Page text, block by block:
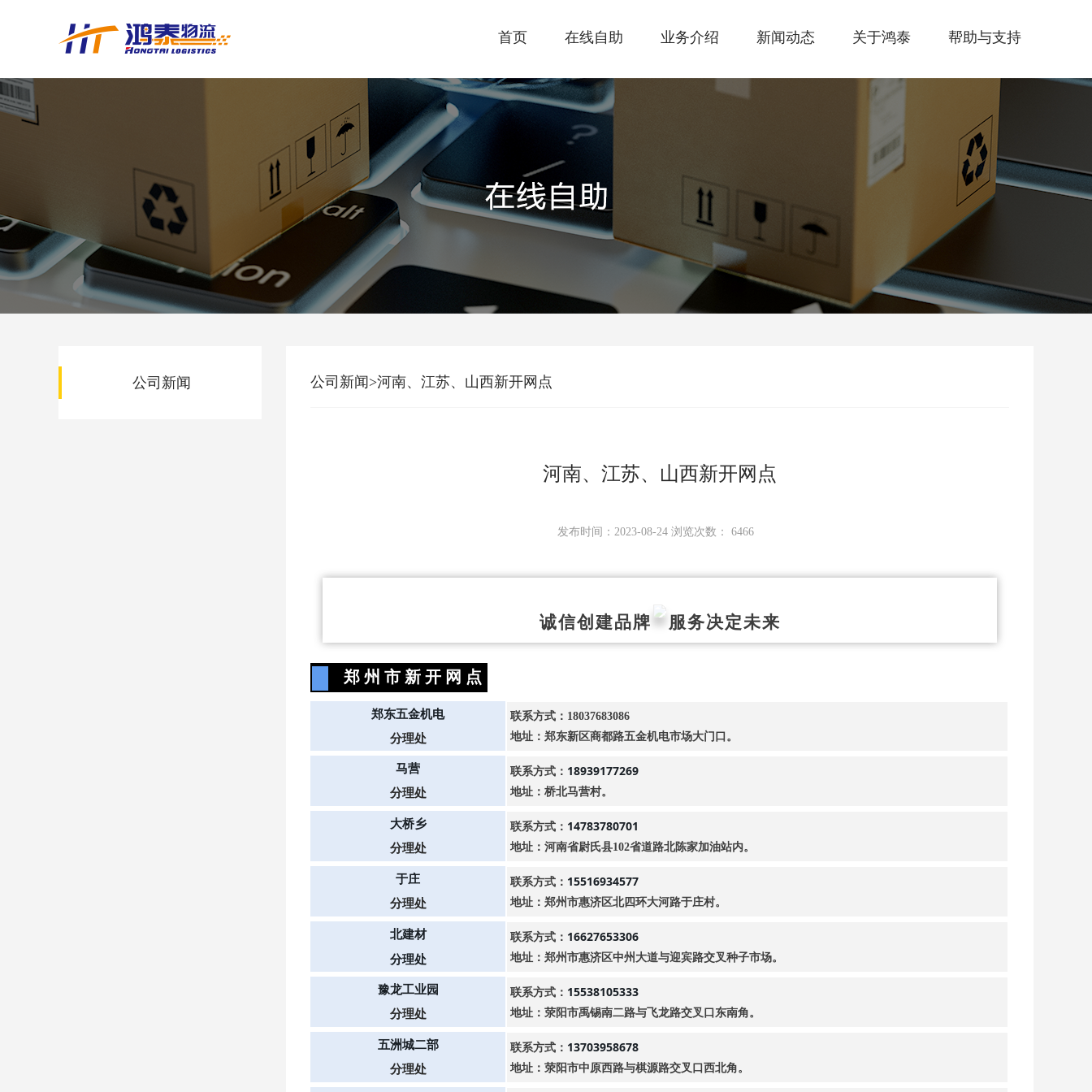
首页 在线自助 业务介绍 新闻动态 关于鸿泰 帮助与支持
公司新闻 公司新闻>河南、江苏、山西新开网点
河南、江苏、山西新开网点
发布时间：2023-08-24 浏览次数： 6466
诚信创建品牌 服务决定未来
郑 州 市 新 开 网 点
郑东五金机电
分理处
联系方式：18037683086
地址：郑东新区商都路五金机电市场大门口。
马营
分理处
联系方式： 18939177269
地址：桥北马营村。
大桥乡
分理处
联系方式： 14783780701
地址：河南省尉氏县102省道路北陈家加油站内。
于庄
分理处
联系方式： 15516934577
地址：郑州市惠济区北四环大河路于庄村。
北建材
分理处
联系方式： 16627653306
地址：郑州市惠济区中州大道与迎宾路交叉种子市场。
豫龙工业园
分理处
联系方式： 15538105333
地址：荥阳市禹锡南二路与飞龙路交叉口东南角。
五洲城二部
分理处
联系方式： 13703958678
地址：荥阳市中原西路与棋源路交叉口西北角。